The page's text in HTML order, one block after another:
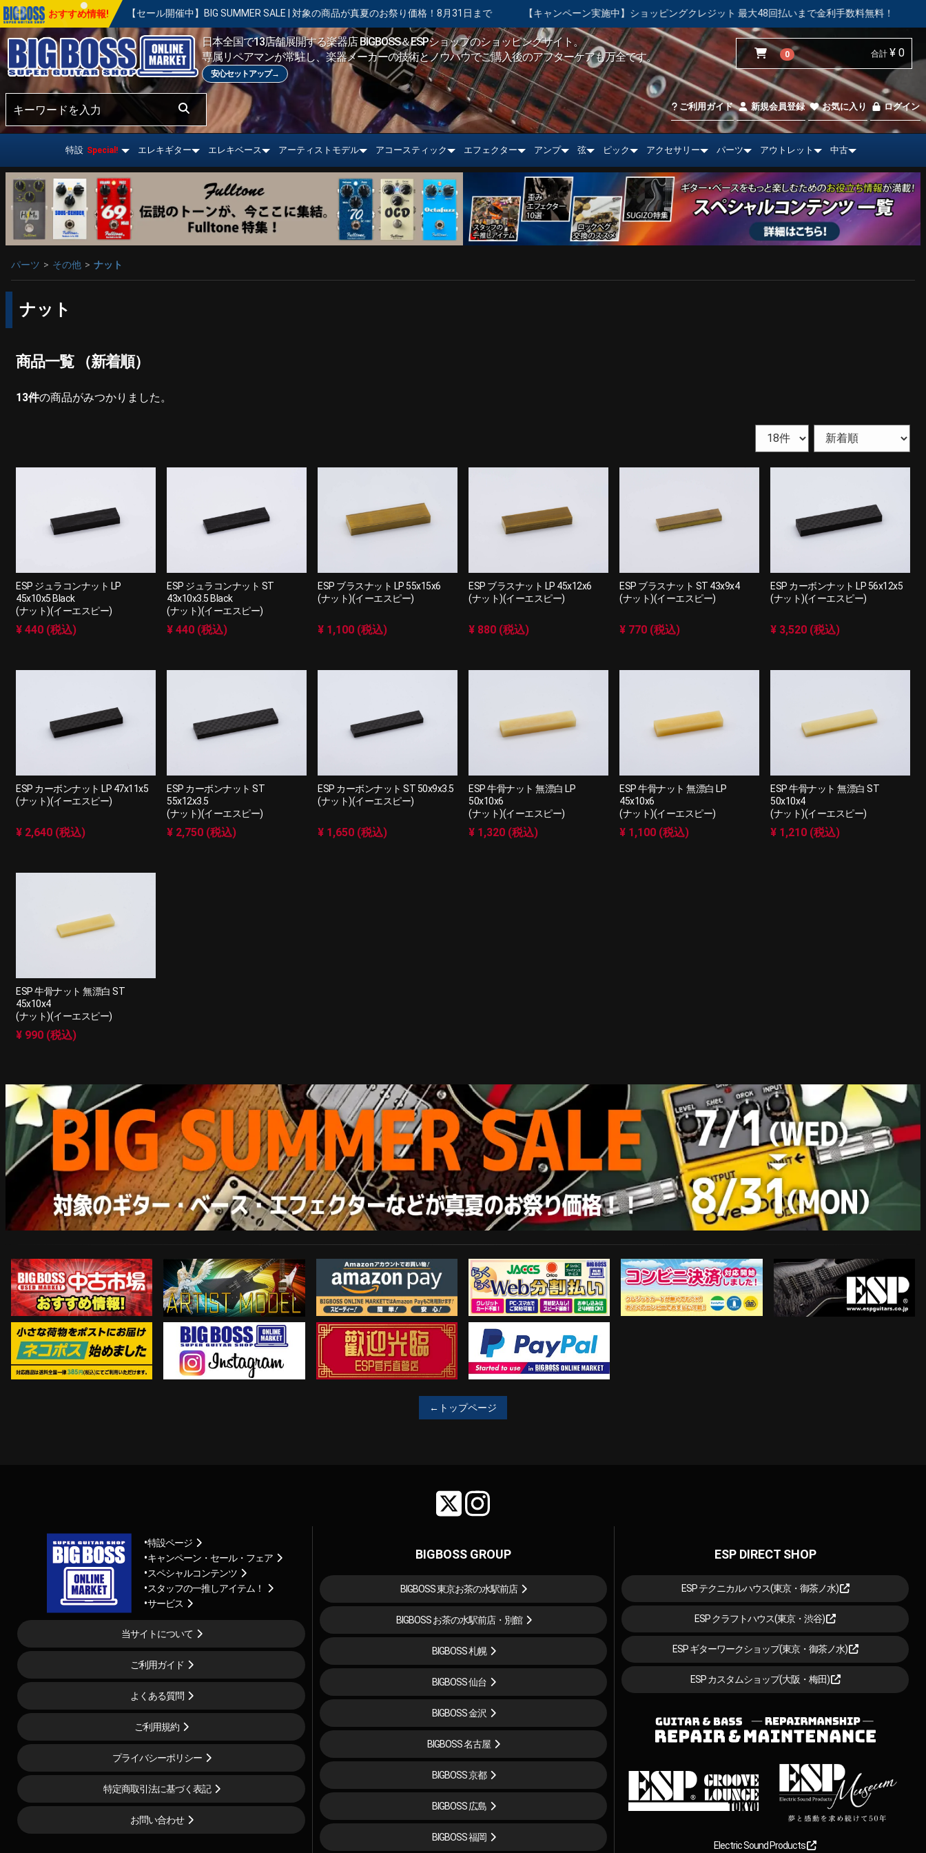
【セール開催中】BIG SUMMER SALE | 対象の商品が真夏のお祭り価格！8月31日まで 【キャンペーン実施中】ショッピングクレジット 最大48回払いまで金利手数料無料！ 【中古市場】エレ
おすすめ情報!
日本全国で13店舗展開する楽器店 BIGBOSS＆ESPショップのショッピングサイト。
専属リペアマンが常駐し、楽器メーカーの技術とノウハウでご購入後のアフターケアも万全です。
安心セットアップ→
0 合計 ¥ 0
ご利用ガイド 新規会員登録 お気に入り ログイン
特設 Special! エレキギター エレキベース アーティストモデル アコースティック エフェクター アンプ 弦 ピック アクセサリー パーツ アウトレット 中古
パーツ その他 ナット
ナット
商品一覧 （新着順）
13件の商品がみつかりました。
ESP ジュラコンナット LP
45x10x5 Black
(ナット)(イーエスピー)
¥ 440 (税込)
ESP ジュラコンナット ST
43x10x3.5 Black
(ナット)(イーエスピー)
¥ 440 (税込)
ESP ブラスナット LP 55x15x6
(ナット)(イーエスピー)
¥ 1,100 (税込)
ESP ブラスナット LP 45x12x6
(ナット)(イーエスピー)
¥ 880 (税込)
ESP ブラスナット ST 43x9x4
(ナット)(イーエスピー)
¥ 770 (税込)
ESP カーボンナット LP 56x12x5
(ナット)(イーエスピー)
¥ 3,520 (税込)
ESP カーボンナット LP 47x11x5
(ナット)(イーエスピー)
¥ 2,640 (税込)
ESP カーボンナット ST
55x12x3.5
(ナット)(イーエスピー)
¥ 2,750 (税込)
ESP カーボンナット ST 50x9x3.5
(ナット)(イーエスピー)
¥ 1,650 (税込)
ESP 牛骨ナット 無漂白 LP
50x10x6
(ナット)(イーエスピー)
¥ 1,320 (税込)
ESP 牛骨ナット 無漂白 LP
45x10x6
(ナット)(イーエスピー)
¥ 1,100 (税込)
ESP 牛骨ナット 無漂白 ST
50x10x4
(ナット)(イーエスピー)
¥ 1,210 (税込)
ESP 牛骨ナット 無漂白 ST
45x10x4
(ナット)(イーエスピー)
¥ 990 (税込)
中古市場おすすめ情報!! ARTIST MODEL Amazon Pay らくらくWeb分割払い コンビニ決済対応開始！ ESP Guitars
ネコポス対象商品はコチラ Instagram 歓迎工臨 PayPal決済がご利用可能！
←トップページ
特設ページ
キャンペーン・セール・フェア
スペシャルコンテンツ
スタッフの一推しアイテム！
サービス
当サイトについて
ご利用ガイド
よくある質問
ご利用規約
プライバシーポリシー
特定商取引法に基づく表記
お問い合わせ
BIGBOSS GROUP
BIGBOSS 東京お茶の水駅前店
BIGBOSS お茶の水駅前店・別館
BIGBOSS 札幌
BIGBOSS 仙台
BIGBOSS 金沢
BIGBOSS 名古屋
BIGBOSS 京都
BIGBOSS 広島
BIGBOSS 福岡
ESP DIRECT SHOP
ESP テクニカルハウス(東京・御茶ノ水)
ESP クラフトハウス(東京・渋谷)
ESP ギターワークショップ(東京・御茶ノ水)
ESP カスタムショップ(大阪・梅田)
Electric Sound Products